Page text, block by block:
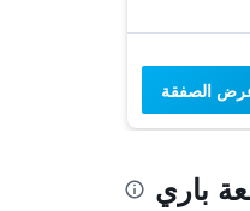
الصفقة
باري